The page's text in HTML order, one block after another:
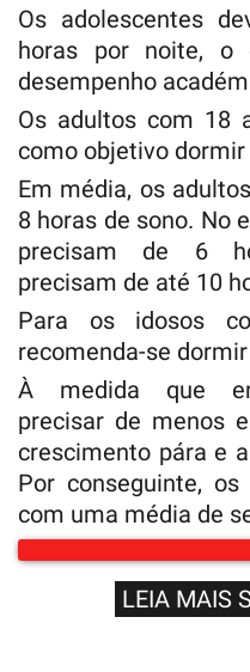
Os adolescentes
horas por noite, o
desempenho
Os adultos com 18
como objetivo
Em média, os
8 horas de sono. No
precisam de 6
precisam de até 10
Para os idosos
recomenda-se
À medida que
precisar de menos
crescimento pára e
Por conseguinte,
com uma média de
LEIA MAIS